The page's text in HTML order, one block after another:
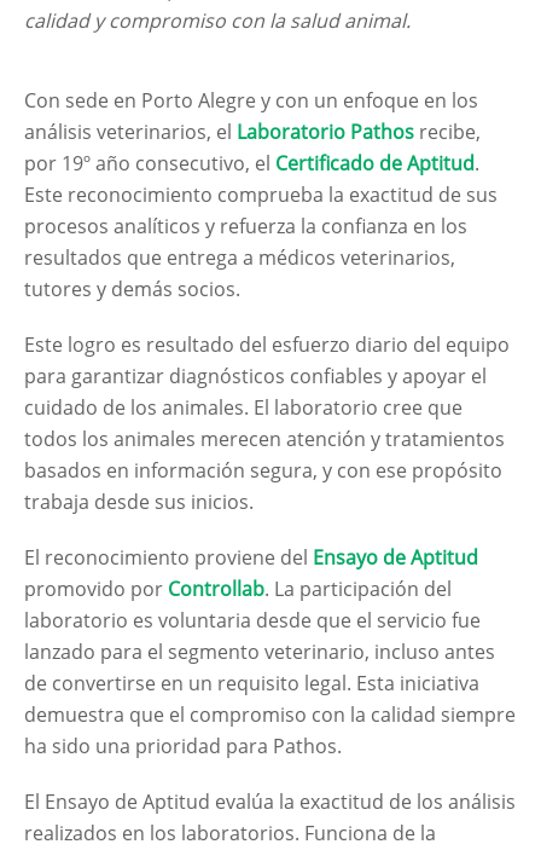
calidad y compromiso con la salud animal.
Con sede en Porto Alegre y con un enfoque en los
análisis veterinarios, el Laboratorio Pathos recibe,
por 19º año consecutivo, el Certificado de Aptitud.
Este reconocimiento comprueba la exactitud de sus
procesos analíticos y refuerza la confianza en los
resultados que entrega a médicos veterinarios,
tutores y demás socios.
Este logro es resultado del esfuerzo diario del equipo
para garantizar diagnósticos confiables y apoyar el
cuidado de los animales. El laboratorio cree que
todos los animales merecen atención y tratamientos
basados en información segura, y con ese propósito
trabaja desde sus inicios.
El reconocimiento proviene del Ensayo de Aptitud
promovido por Controllab. La participación del
laboratorio es voluntaria desde que el servicio fue
lanzado para el segmento veterinario, incluso antes
de convertirse en un requisito legal. Esta iniciativa
demuestra que el compromiso con la calidad siempre
ha sido una prioridad para Pathos.
El Ensayo de Aptitud evalúa la exactitud de los análisis
realizados en los laboratorios. Funciona de la